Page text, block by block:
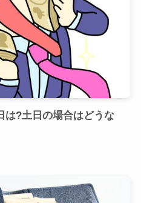
は?土日の場合はどうな